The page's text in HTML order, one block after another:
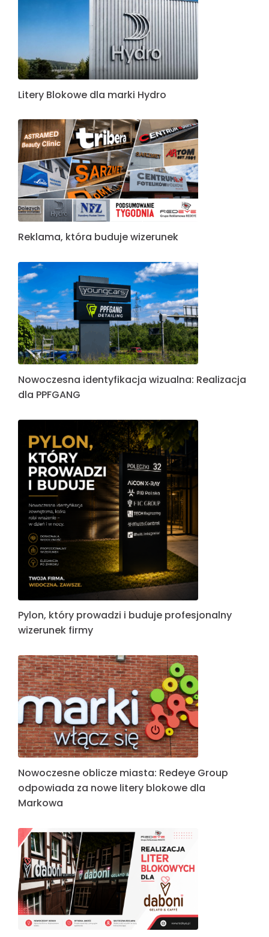
Litery Blokowe dla marki Hydro
Reklama, która buduje wizerunek
Nowoczesna identyfikacja wizualna: Realizacja
dla PPFGANG
Pylon, który prowadzi i buduje profesjonalny
wizerunek firmy
Nowoczesne oblicze miasta: Redeye Group
odpowiada za nowe litery blokowe dla
Markowa